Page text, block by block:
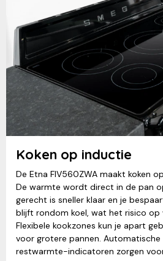
Koken op inductie
De Etna FIV560ZWA maakt koken
De warmte wordt direct in de pan
gerecht is sneller klaar en je
blijft rondom koel, wat het risico op
Flexibele kookzones kun je apart
voor grotere pannen. Automatische
restwarmte-indicatoren zorgen